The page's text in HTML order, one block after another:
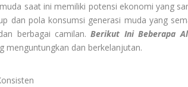
saat ini memiliki potensi ekonomi yang
dan pola konsumsi generasi muda yang
berbagai camilan.Berikut Ini Beberapa
menguntungkan dan berkelanjutan.